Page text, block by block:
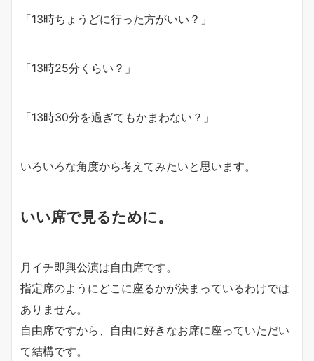
「13時ちょうどに行った方がいい？」
「13時25分くらい？」
「13時30分を過ぎてもかまわない？」
いろいろな角度から考えてみたいと思います。
いい席で見るために。
月イチ即興公演は自由席です。
指定席のようにどこに座るかが決まっているわけでは
ありません。
自由席ですから、自由に好きなお席に座っていただい
て結構です。